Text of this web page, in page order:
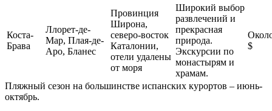
Коста-
Брава
Ллорет-де-
Мар, Плая-де-
Аро, Бланес
Провинция
Широна,
северо-восток
Каталонии,
отели удалены
от моря
Широкий выбор
развлечений и
прекрасная
природа.
Экскурсии по
монастырям и
храмам.
$
Пляжный сезон на большинстве испанских курортов – июнь-
октябрь.